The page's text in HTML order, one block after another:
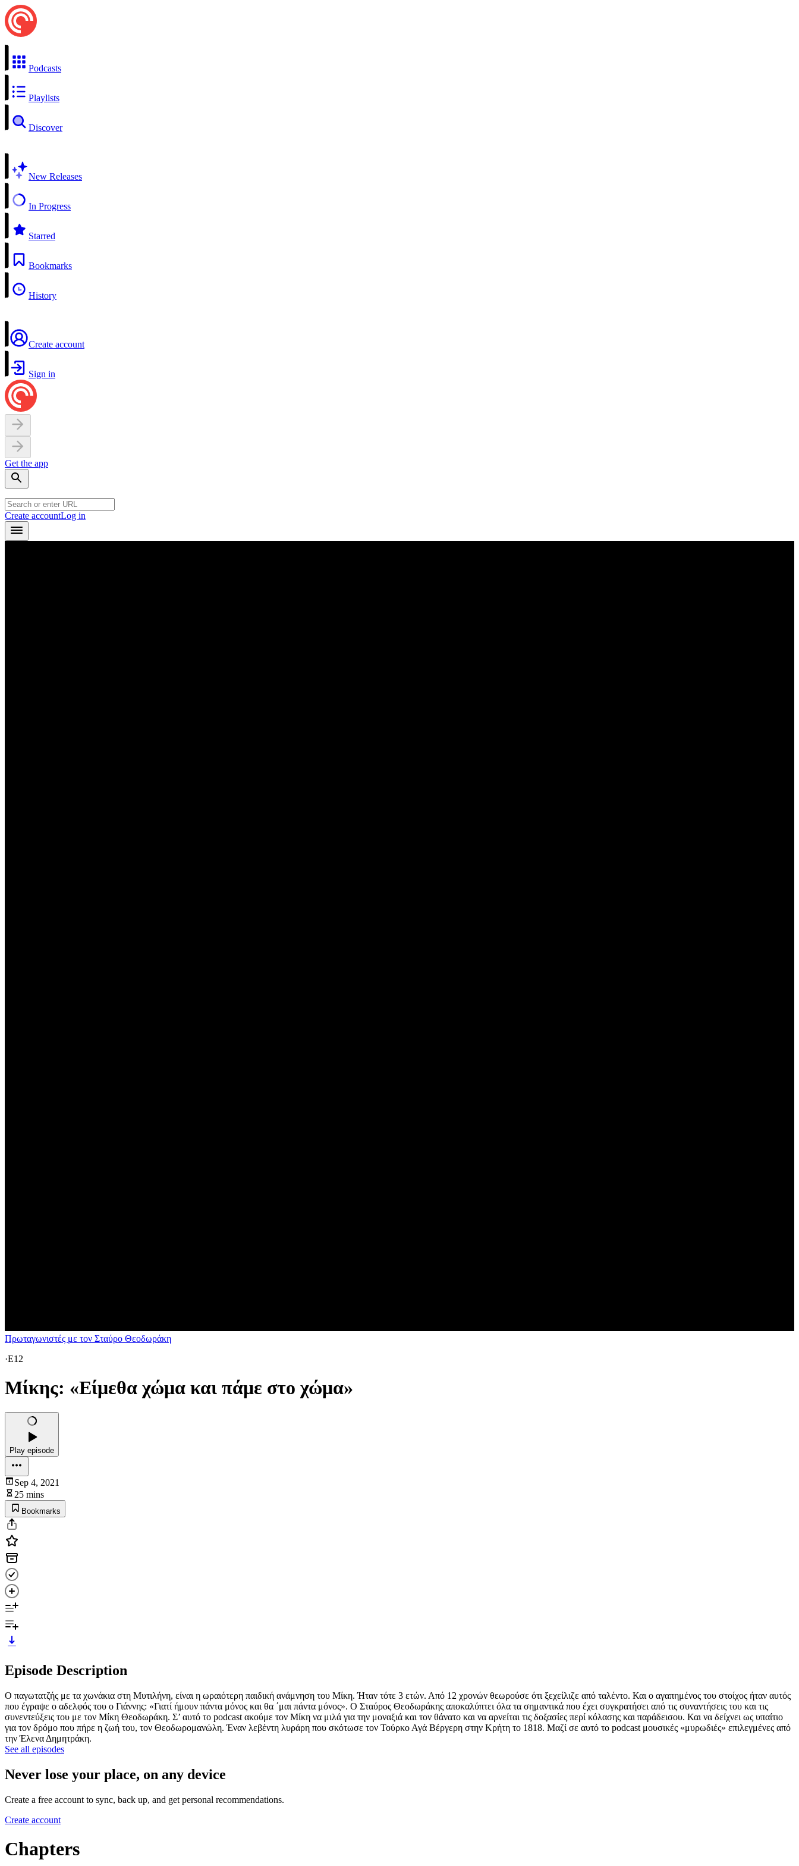
Podcasts
Playlists
Discover
New Releases
In Progress
Starred
Bookmarks
History
Create account
Sign in
Get the app
Create accountLog in
Πρωταγωνιστές με τον Σταύρο Θεοδωράκη
·E12
Μίκης: «Είμεθα χώμα και πάμε στο χώμα»
Play episode
Sep 4, 2021
25 mins
Bookmarks
Episode Description
Ο παγωτατζής με τα χωνάκια στη Μυτιλήνη, είναι η ωραιότερη παιδική ανάμνηση του Μίκη. Ήταν τότε 3 ετών. Από 12 χρονών θεωρούσε ότι ξεχείλιζε από ταλέντο. Και ο αγαπημένος του στοίχος ήταν αυτός
που έγραψε ο αδελφός του ο Γιάννης: «Γιατί ήμουν πάντα μόνος και θα ΄μαι πάντα μόνος». Ο Σταύρος Θεοδωράκης αποκαλύπτει όλα τα σημαντικά που έχει συγκρατήσει από τις συναντήσεις του και τις
συνεντεύξεις του με τον Μίκη Θεοδωράκη. Σ’ αυτό το podcast ακούμε τον Μίκη να μιλά για την μοναξιά και τον θάνατο και να αρνείται τις δοξασίες περί κόλασης και παράδεισου. Και να δείχνει ως υπαίτιο
για τον δρόμο που πήρε η ζωή του, τον Θεοδωρομανώλη. Έναν λεβέντη λυράρη που σκότωσε τον Τούρκο Αγά Βέργερη στην Κρήτη το 1818. Μαζί σε αυτό το podcast μουσικές «μυρωδιές» επιλεγμένες από
την Έλενα Δημητράκη.
See all episodes
Never lose your place, on any device
Create a free account to sync, back up, and get personal recommendations.
Create account
Chapters